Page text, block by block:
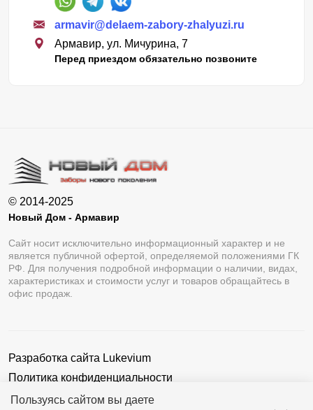
Пользуясь сайтом вы даете
armavir@delaem-zabory-zhalyuzi.ru
Армавир, ул. Мичурина, 7
Перед приездом обязательно позвоните
© 2014-2025
Новый Дом - Армавир
Сайт носит исключительно информационный характер и не
является публичной офертой, определяемой положениями ГК
РФ. Для получения подробной информации о наличии, видах,
характеристиках и стоимости услуг и товаров обращайтесь в
офис продаж.
Разработка сайта Lukevium
Политика конфиденциальности
Пользовательское соглашение